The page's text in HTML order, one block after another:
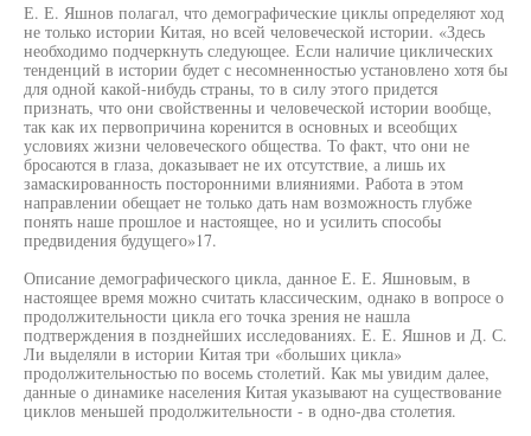
Е. Е. Яшнов полагал, что демографические циклы определяют ход
не только истории Китая, но всей человеческой истории. «Здесь
необходимо подчеркнуть следующее. Если наличие циклических
тенденций в истории будет с несомненностью установлено хотя бы
для одной какой-нибудь страны, то в силу этого придется
признать, что они свойственны и человеческой истории вообще,
так как их первопричина коренится в основных и всеобщих
условиях жизни человеческого общества. То факт, что они не
бросаются в глаза, доказывает не их отсутствие, а лишь их
замаскированность посторонними влияниями. Работа в этом
направлении обещает не только дать нам возможность глубже
понять наше прошлое и настоящее, но и усилить способы
предвидения будущего»17.
Описание демографического цикла, данное Е. Е. Яшновым, в
настоящее время можно считать классическим, однако в вопросе о
продолжительности цикла его точка зрения не нашла
подтверждения в позднейших исследованиях. Е. Е. Яшнов и Д. С.
Ли выделяли в истории Китая три «больших цикла»
продолжительностью по восемь столетий. Как мы увидим далее,
данные о динамике населения Китая указывают на существование
циклов меньшей продолжительности - в одно-два столетия.